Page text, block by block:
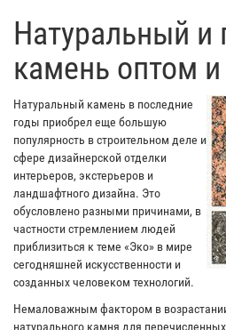
​Натуральный и
камень оптом
Натуральный камень в последние
годы приобрел еще большую
популярность в строительном деле и
сфере дизайнерской отделки
интерьеров, экстерьеров и
ландшафтного дизайна. Это
обусловлено разными причинами, в
частности стремлением людей
приблизиться к теме «Эко» в мире
сегодняшней искусственности и
созданных человеком технологий.
Немаловажным фактором в
натурального камня для